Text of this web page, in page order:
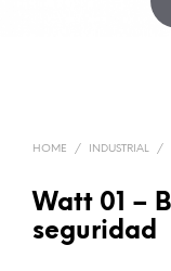
HOME / INDUSTRIAL /
Watt 01 –
seguridad